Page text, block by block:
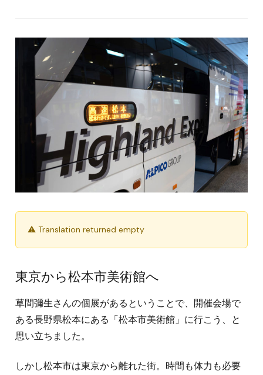
⚠ Translation returned empty
東京から松本市美術館へ
草間彌生さんの個展があるということで、開催会場で
ある長野県松本にある「松本市美術館」に行こう、と
思い立ちました。
しかし松本市は東京から離れた街。時間も体力も必要